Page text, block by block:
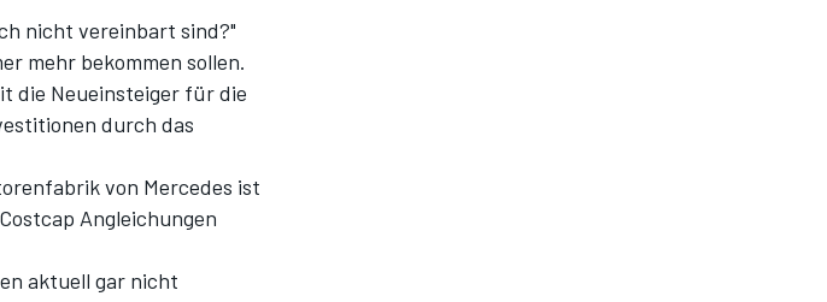
nicht vereinbart sind?"
mehr bekommen sollen.
die Neueinsteiger für die
durch das
von Mercedes ist
Angleichungen
aktuell gar nicht